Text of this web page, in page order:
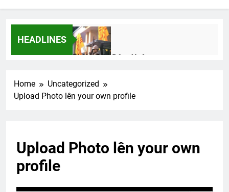
HEADLINES
Phiên Gác Đêm Xuân
Thăm chị QP NGUYỄN THANH KHIẾT
Home
Uncategorized
Upload Photo lên your own profile
Upload Photo lên your own
profile